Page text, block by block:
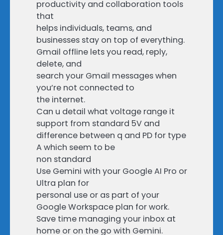
productivity and collaboration tools
that
helps individuals, teams, and
businesses stay on top of everything.
Gmail offline lets you read, reply,
delete, and
search your Gmail messages when
you’re not connected to
the internet.
Can u detail what voltage range it
support from standard 5V and
difference between q and PD for type
A which seem to be
non standard
Use Gemini with your Google AI Pro or
Ultra plan for
personal use or as part of your
Google Workspace plan for work.
Save time managing your inbox at
home or on the go with Gemini.